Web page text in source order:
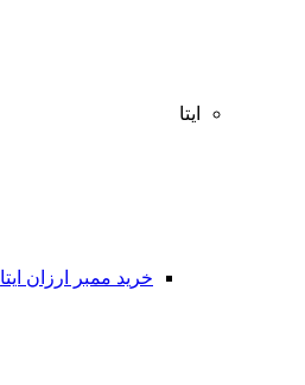
ایتا
خرید ممبر ارزان ایتا